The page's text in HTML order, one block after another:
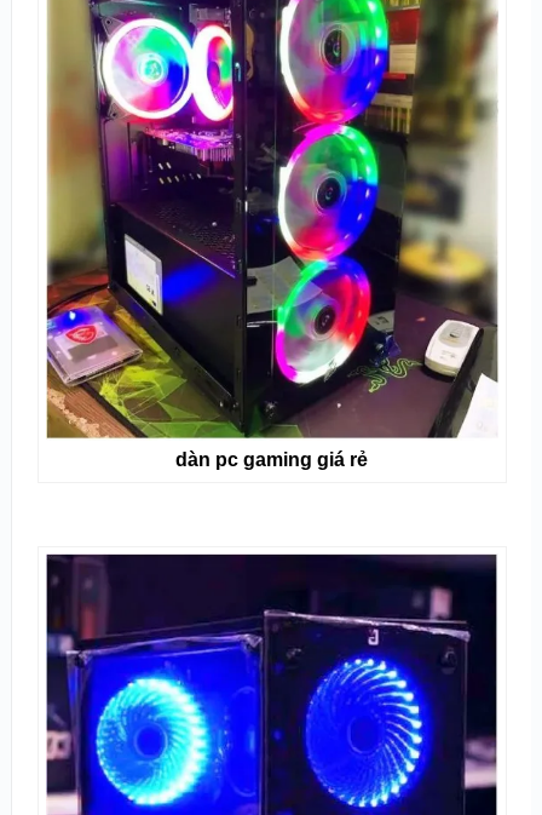
dàn pc gaming giá rẻ